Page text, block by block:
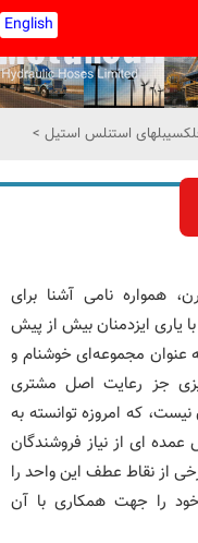
English
استنلس استیل >
همواره نامی آشنا برای
ایزدمنان بیش از پیش
عنوان مجموعه‌ای خوشنام و
جز رعایت اصل مشتری
که امروزه توانسته به
ای از نیاز فروشندگان
از نقاط عطف این واحد را
را جهت همکاری با آن